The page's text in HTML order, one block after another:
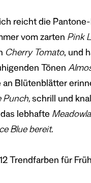
reicht die
vom zarten Pink
Cherry Tomato, und
Tönen
an Blütenblätter
Punch, schrill und
lebhafte
Blue bereit.
Trendfarben für